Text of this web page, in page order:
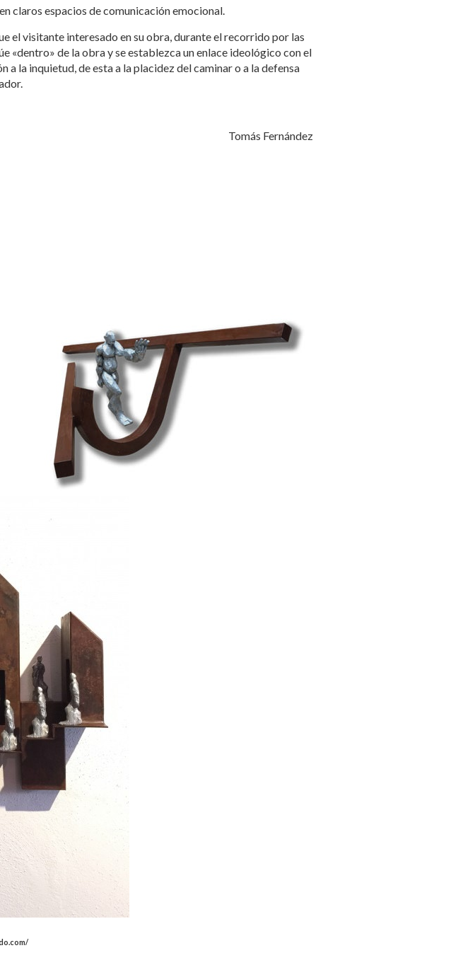
claros espacios de comunicación emocional.
el visitante interesado en su obra, durante el recorrido por las
«dentro» de la obra y se establezca un enlace ideológico con el
a la inquietud, de esta a la placidez del caminar o a la defensa
Tomás Fernández